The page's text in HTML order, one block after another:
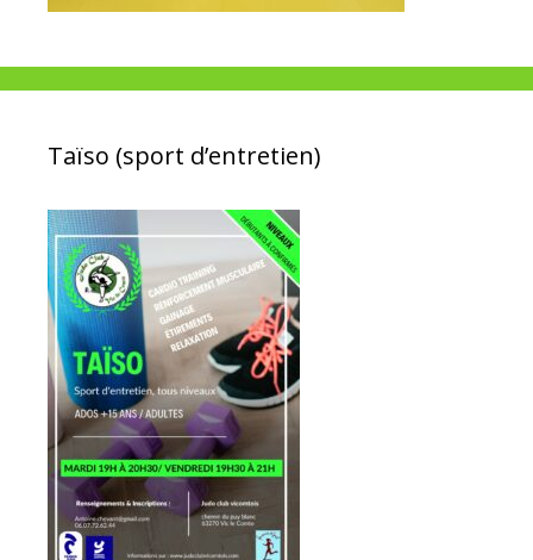
Taïso (sport d’entretien)